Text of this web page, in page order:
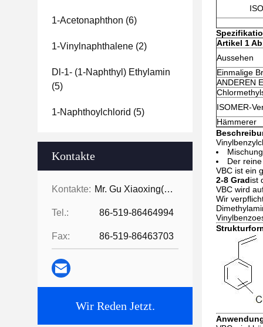
1-Acetonaphthon (6)
1-Vinylnaphthalene (2)
Dl-1- (1-Naphthyl) Ethylamin
(5)
1-Naphthoylchlorid (5)
Kontakte
Kontakte: Mr. Gu Xiaoxing( For Chinese Business)
Tel.: 86-519-86464994
Fax: 86-519-86463703
Wir Reden Jetzt.
Artikel 1
Aussehen
Einmalige
ANDEREN
ISOMER-
Hämmerer
Der
VBC ist ein
2-8 Gradist
VBC wird
Wir